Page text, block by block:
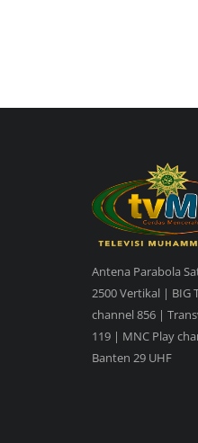
Antena Parabola
2500 Vertikal | BIG
channel 856 |
119 | MNC Play
Banten 29 UHF